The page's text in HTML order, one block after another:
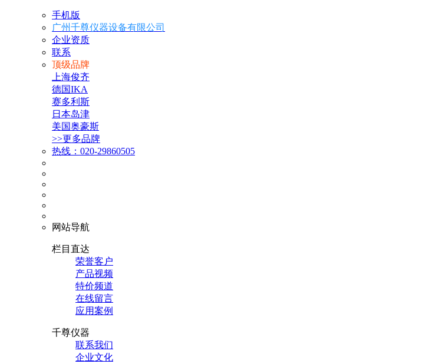
手机版
广州千尊仪器设备有限公司
企业资质
联系
顶级品牌
上海俊齐
德国IKA
赛多利斯
日本岛津
美国奥豪斯
>>更多品牌
热线：020-29860505
网站导航
栏目直达
荣誉客户
产品视频
特价频道
在线留言
应用案例
千尊仪器
联系我们
企业文化